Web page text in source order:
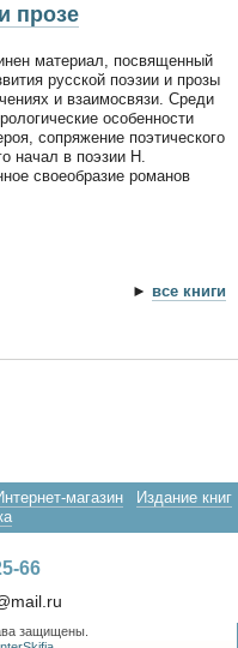
прозе
материал, посвященный
русской поэзии и прозы
и взаимосвязи. Среди
особенности
сопряжение поэтического
начал в поэзии Н.
своеобразие романов
► все книги
магазин
Издание книг
66
защищены.